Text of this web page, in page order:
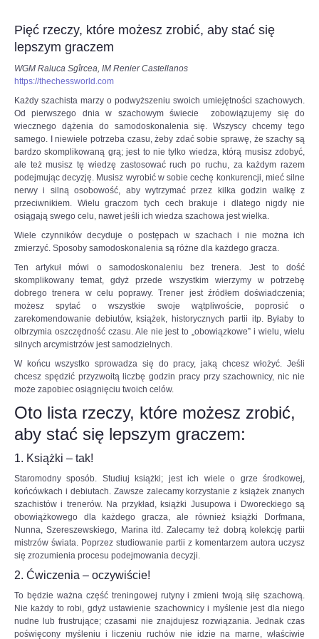
Turnieju
Kandydatów
ostatniego
etapu
eliminacji
do
meczu
o
mistrzostwo
świata
w
szachach
klasycznych.
To
piekielnie
trudne
zmagania,
ale
Duda
jest
gotowy
podjąć
wyzwanie.
Każdy
z
nas
musiał
przejść
„ścieżkę
zdrowia”
i
pomylić
się
ani
razu.
Teraz
przed
nami
bój,
którego
zwycięsko
wyjdzie
tylko
Pięć rzeczy, które możesz zrobić, aby stać się
lepszym graczem
WGM Raluca Sgîrcea, IM Renier Castellanos
https://thechessworld.com
Każdy szachista marzy o podwyższeniu swoich umiejętności szachowych.
Od pierwszego dnia w szachowym świecie zobowiązujemy się do
wiecznego dążenia do samodoskonalenia się. Wszyscy chcemy tego
samego. I niewiele potrzeba czasu, żeby zdać sobie sprawę, że szachy są
bardzo skomplikowaną grą; jest to nie tylko wiedza, którą musisz zdobyć,
ale też musisz tę wiedzę zastosować ruch po ruchu, za każdym razem
podejmując decyzję. Musisz wyrobić w sobie cechę konkurencji, mieć silne
nerwy i silną osobowość, aby wytrzymać przez kilka godzin walkę z
przeciwnikiem. Wielu graczom tych cech brakuje i dlatego nigdy nie
osiągają swego celu, nawet jeśli ich wiedza szachowa jest wielka.
Wiele czynników decyduje o postępach w szachach i nie można ich
zmierzyć. Sposoby samodoskonalenia są różne dla każdego gracza.
Ten artykuł mówi o samodoskonaleniu bez trenera. Jest to dość
skomplikowany temat, gdyż przede wszystkim wierzymy w potrzebę
dobrego trenera w celu poprawy. Trener jest źródłem doświadczenia;
możesz spytać o wszystkie swoje wątpliwoście, poprosić o
zarekomendowanie debiutów, książek, historycznych partii itp. Byłaby to
olbrzymia oszczędność czasu. Ale nie jest to „obowiązkowe” i wielu, wielu
silnych arcymistrzów jest samodzielnych.
W końcu wszystko sprowadza się do pracy, jaką chcesz włożyć. Jeśli
chcesz spędzić przyzwoitą liczbę godzin pracy przy szachownicy, nic nie
może zapobiec osiągnięciu twoich celów.
Oto lista rzeczy, które możesz zrobić,
aby stać się lepszym graczem:
1. Książki – tak!
Staromodny sposób. Studiuj książki; jest ich wiele o grze środkowej,
końcówkach i debiutach. Zawsze zalecamy korzystanie z książek znanych
szachistów i trenerów. Na przykład, książki Jusupowa i Dworeckiego są
obowiążkowego dla każdego gracza, ale również książki Dorfmana,
Nunna, Szereszewskiego, Marina itd. Zalecamy też dobrą kolekcję partii
mistrzów świata. Poprzez studiowanie partii z komentarzem autora uczysz
się zrozumienia procesu podejmowania decyzji.
2. Ćwiczenia – oczywiście!
To będzie ważna część treningowej rutyny i zmieni twoją siłę szachową.
Nie każdy to robi, gdyż ustawienie szachownicy i myślenie jest dla niego
nudne lub frustrujące; czasami nie znajdujesz rozwiązania. Jednak czas
poświęcony myśleniu i liczeniu ruchów nie idzie na marne, właściwie